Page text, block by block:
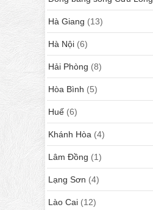
Hà Giang (13)
Hà Nội (6)
Hải Phòng (8)
Hòa Bình (5)
Huế (6)
Khánh Hòa (4)
Lâm Đồng (1)
Lạng Sơn (4)
Lào Cai (12)